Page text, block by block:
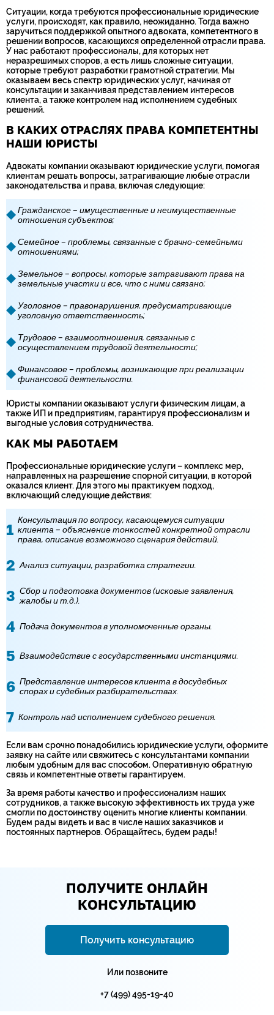
Ситуации, когда требуются профессиональные юридические
услуги, происходят, как правило, неожиданно. Тогда важно
заручиться поддержкой опытного адвоката, компетентного в
решении вопросов, касающихся определенной отрасли права.
У нас работают профессионалы, для которых нет
неразрешимых споров, а есть лишь сложные ситуации,
которые требуют разработки грамотной стратегии. Мы
оказываем весь спектр юридических услуг, начиная от
консультации и заканчивая представлением интересов
клиента, а также контролем над исполнением судебных
решений.
В КАКИХ ОТРАСЛЯХ ПРАВА КОМПЕТЕНТНЫ
НАШИ ЮРИСТЫ
Адвокаты компании оказывают юридические услуги, помогая
клиентам решать вопросы, затрагивающие любые отрасли
законодательства и права, включая следующие:
Гражданское – имущественные и неимущественные
отношения субъектов;
Семейное – проблемы, связанные с брачно-семейными
отношениями;
Земельное – вопросы, которые затрагивают права на
земельные участки и все, что с ними связано;
Уголовное – правонарушения, предусматривающие
уголовную ответственность;
Трудовое – взаимоотношения, связанные с
осуществлением трудовой деятельности;
Финансовое – проблемы, возникающие при реализации
финансовой деятельности.
Юристы компании оказывают услуги физическим лицам, а
также ИП и предприятиям, гарантируя профессионализм и
выгодные условия сотрудничества.
КАК МЫ РАБОТАЕМ
Профессиональные юридические услуги – комплекс мер,
направленных на разрешение спорной ситуации, в которой
оказался клиент. Для этого мы практикуем подход,
включающий следующие действия:
Консультация по вопросу, касающемуся ситуации
клиента – объяснение тонкостей конкретной отрасли
права, описание возможного сценария действий.
Анализ ситуации, разработка стратегии.
Сбор и подготовка документов (исковые заявления,
жалобы и т.д.).
Подача документов в уполномоченные органы.
Взаимодействие с государственными инстанциями.
Представление интересов клиента в досудебных
спорах и судебных разбирательствах.
Контроль над исполнением судебного решения.
Если вам срочно понадобились юридические услуги, оформите
заявку на сайте или свяжитесь с консультантами компании
любым удобным для вас способом. Оперативную обратную
связь и компетентные ответы гарантируем.
За время работы качество и профессионализм наших
сотрудников, а также высокую эффективность их труда уже
смогли по достоинству оценить многие клиенты компании.
Будем рады видеть и вас в числе наших заказчиков и
постоянных партнеров. Обращайтесь, будем рады!
ПОЛУЧИТЕ ОНЛАЙН
КОНСУЛЬТАЦИЮ
Получить консультацию
Или позвоните
+7 (499) 495-19-40